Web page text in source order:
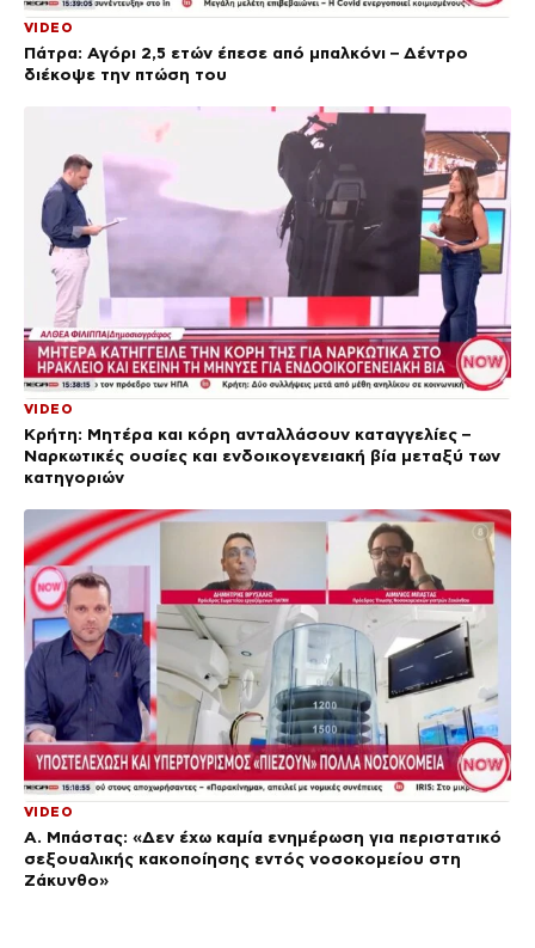
VIDEO
Πάτρα: Αγόρι 2,5 ετών έπεσε από μπαλκόνι – Δέντρο
διέκοψε την πτώση του
VIDEO
Κρήτη: Μητέρα και κόρη ανταλλάσουν καταγγελίες –
Ναρκωτικές ουσίες και ενδοικογενειακή βία μεταξύ των
κατηγοριών
VIDEO
Α. Μπάστας: «Δεν έχω καμία ενημέρωση για περιστατικό
σεξουαλικής κακοποίησης εντός νοσοκομείου στη
Ζάκυνθο»